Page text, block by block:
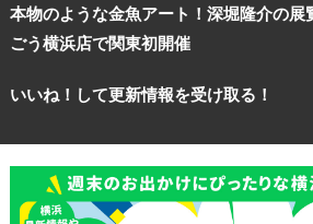
本物のような金魚アート！深堀隆介の展
ごう横浜店で関東初開催
いいね！して更新情報を受け取る！